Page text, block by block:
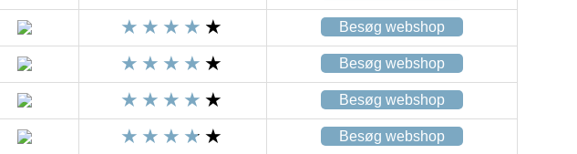
Besøg webshop
Besøg webshop
Besøg webshop
Besøg webshop